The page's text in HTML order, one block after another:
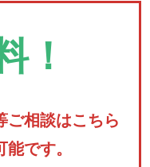
！
ご相談はこちら
です。